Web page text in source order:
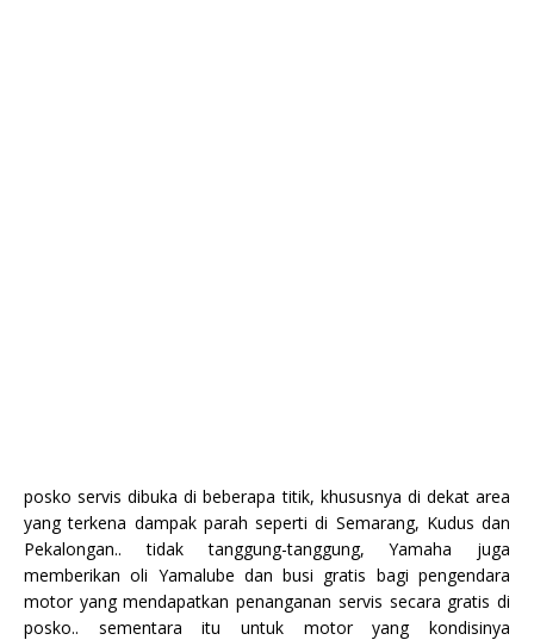
posko servis dibuka di beberapa titik, khususnya di dekat area
yang terkena dampak parah seperti di Semarang, Kudus dan
Pekalongan.. tidak tanggung-tanggung, Yamaha juga
memberikan oli Yamalube dan busi gratis bagi pengendara
motor yang mendapatkan penanganan servis secara gratis di
posko.. sementara itu untuk motor yang kondisinya